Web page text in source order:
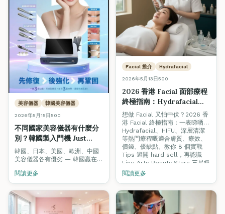
美容儀器 韓國美容儀器
2026年5月15日500
不同國家美容儀器有什麼分
別？韓國製入門機 Just
Medi M3 為什麼最適合香
港女生和小本美容院？
韓國、日本、美國、歐洲、中國
美容儀器各有優劣 — 韓國贏在
佳平衡。深入評測韓國製 Just
Medi M3 三合一入門機（雙頻聲
波 + HIFU + RF），點解最啱香
港女生同小本美容院。
閱讀更多
Facial 推介 Hydrafacial
2026年5月13日500
2026 香港 Facial 面部療程
終極指南：Hydrafacial、
HIFU、深層清潔邊個適合
你？+ 避開 Hard Sell 美容
院實戰 Tips
想做 Facial 又怕中伏？2026 香
港 Facial 終極指南：一表睇晒
Hydrafacial、HIFU、深層清潔
等熱門療程嘅適合膚質、療效、
價錢、優缺點。教你 8 個實戰
Tips 避開 hard sell，再認識
Fine Arts Beauty Stars 三星級
美容院認證制度，揀店唔再靠彩
數。
閱讀更多